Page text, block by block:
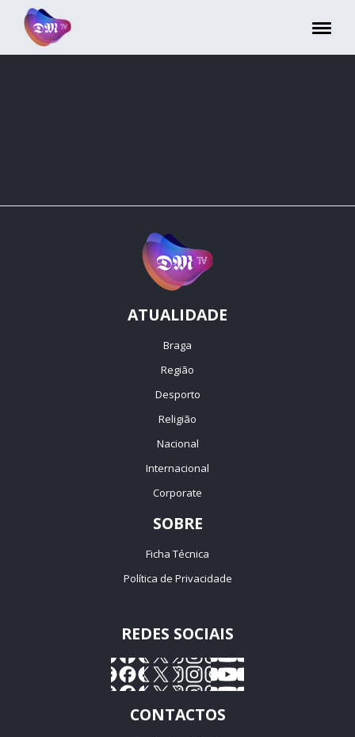
ATUALIDADE
Braga
Região
Desporto
Religião
Nacional
Internacional
Corporate
SOBRE
Ficha Técnica
Política de Privacidade
REDES SOCIAIS
CONTACTOS
Painel de Gerenciamento de Cookies